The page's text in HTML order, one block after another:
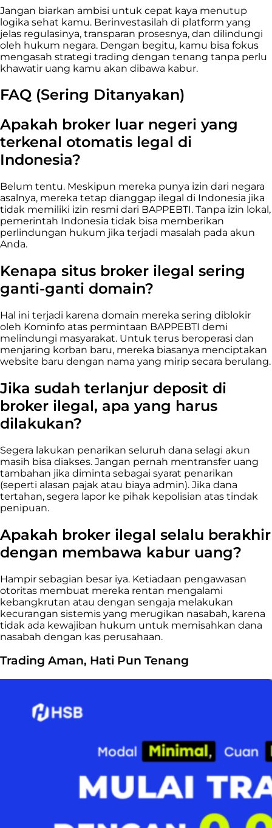
Jangan biarkan ambisi untuk cepat kaya menutup
logika sehat kamu. Berinvestasilah di platform yang
jelas regulasinya, transparan prosesnya, dan dilindungi
oleh hukum negara. Dengan begitu, kamu bisa fokus
mengasah strategi trading dengan tenang tanpa perlu
khawatir uang kamu akan dibawa kabur.
FAQ (Sering Ditanyakan)
Apakah broker luar negeri yang
terkenal otomatis legal di
Indonesia?
Belum tentu. Meskipun mereka punya izin dari negara
asalnya, mereka tetap dianggap ilegal di Indonesia jika
tidak memiliki izin resmi dari BAPPEBTI. Tanpa izin lokal,
pemerintah Indonesia tidak bisa memberikan
perlindungan hukum jika terjadi masalah pada akun
Anda.
Kenapa situs broker ilegal sering
ganti-ganti domain?
Hal ini terjadi karena domain mereka sering diblokir
oleh Kominfo atas permintaan BAPPEBTI demi
melindungi masyarakat. Untuk terus beroperasi dan
menjaring korban baru, mereka biasanya menciptakan
website baru dengan nama yang mirip secara berulang.
Jika sudah terlanjur deposit di
broker ilegal, apa yang harus
dilakukan?
Segera lakukan penarikan seluruh dana selagi akun
masih bisa diakses. Jangan pernah mentransfer uang
tambahan jika diminta sebagai syarat penarikan
(seperti alasan pajak atau biaya admin). Jika dana
tertahan, segera lapor ke pihak kepolisian atas tindak
penipuan.
Apakah broker ilegal selalu berakhir
dengan membawa kabur uang?
Hampir sebagian besar iya. Ketiadaan pengawasan
otoritas membuat mereka rentan mengalami
kebangkrutan atau dengan sengaja melakukan
kecurangan sistemis yang merugikan nasabah, karena
tidak ada kewajiban hukum untuk memisahkan dana
nasabah dengan kas perusahaan.
Trading Aman, Hati Pun Tenang